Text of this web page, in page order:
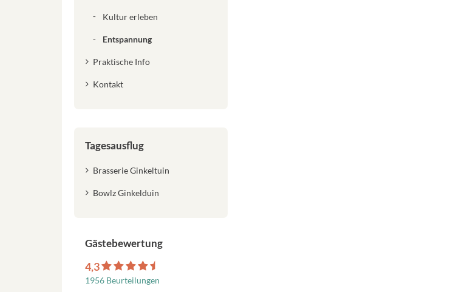
Kultur erleben
Entspannung
Praktische Info
Kontakt
Tagesausflug
Brasserie Ginkeltuin
Bowlz Ginkelduin
Gästebewertung
4,3
1956 Beurteilungen